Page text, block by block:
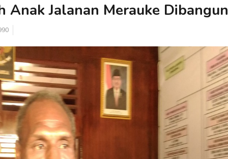
Anak Jalanan Merauke Dibangun